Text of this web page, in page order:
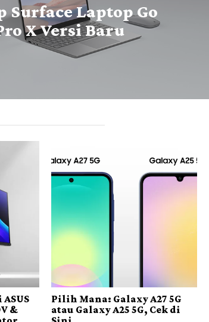
Laptop Go
X Versi Baru
&
Pilih Mana: Galaxy A27 5G
atau Galaxy A25 5G, Cek di